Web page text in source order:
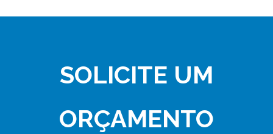
SOLICITE UM
ORÇAMENTO